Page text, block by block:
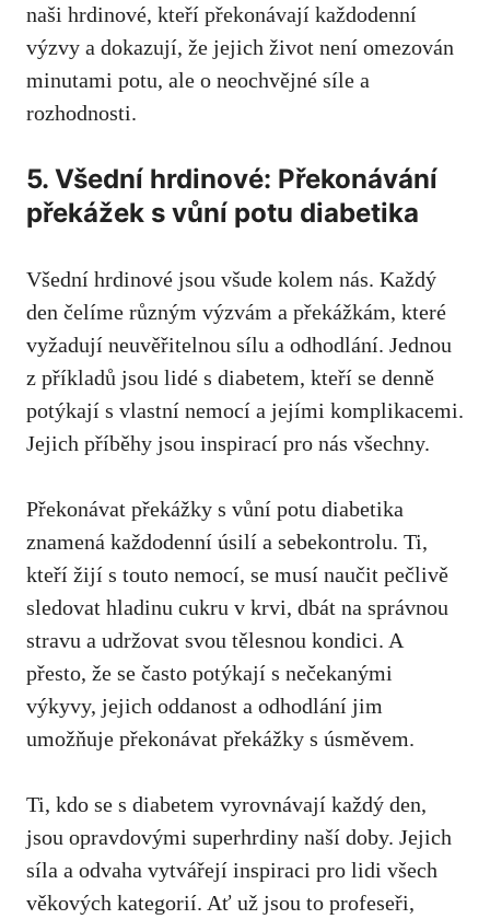
naši hrdinové, kteří překonávají každodenní
výzvy ⁢a dokazují, že jejich⁤ život není omezován
minutami potu,⁤ ale o neochvějné síle a
rozhodnosti.
5. Všední hrdinové: Překonávání
překážek‌ s vůní potu diabetika
Všední hrdinové jsou všude⁣ kolem nás. ⁢Každý
den čelíme různým výzvám a⁢ překážkám, které
vyžadují neuvěřitelnou sílu ⁣a odhodlání. Jednou
z příkladů ⁢jsou lidé‍ s diabetem, kteří se denně
potýkají ⁢s vlastní nemocí ⁤a⁢ jejími komplikacemi.⁢
Jejich příběhy jsou ‍inspirací pro ‍nás všechny.
Překonávat překážky s vůní potu diabetika
znamená každodenní​ úsilí a sebekontrolu. Ti,
kteří žijí s touto nemocí,⁤ se ‌musí naučit pečlivě
sledovat hladinu cukru v krvi, dbát na správnou
stravu a udržovat​ svou​ tělesnou kondici. A
přesto, že se‍ často potýkají s nečekanými
výkyvy, jejich oddanost ⁢a odhodlání jim
umožňuje překonávat překážky s ‌úsměvem.
Ti, kdo⁣ se s diabetem vyrovnávají každý den,
jsou opravdovými superhrdiny ⁣naší doby. Jejich
síla‌ a odvaha​ vytvářejí⁢ inspiraci pro lidi všech
věkových‌ kategorií.⁤ Ať už jsou⁤ to profeseři,